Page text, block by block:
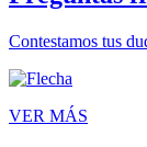
Contestamos tus
VER MÁS